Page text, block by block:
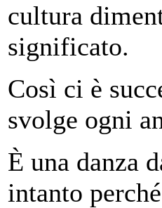
cultura
significato.
Così ci è
svolge ogni
È una danza
intanto